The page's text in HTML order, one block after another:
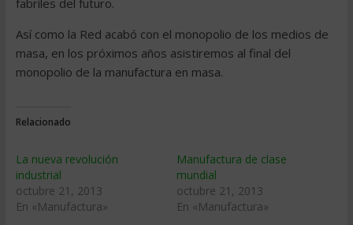
fabriles del futuro.
Así como la Red acabó con el monopolio de los medios de
masa, en los próximos años asistiremos al final del
monopolio de la manufactura en masa.
Relacionado
La nueva revolución
industrial
octubre 21, 2013
En «Manufactura»
Manufactura de clase
mundial
octubre 21, 2013
En «Manufactura»